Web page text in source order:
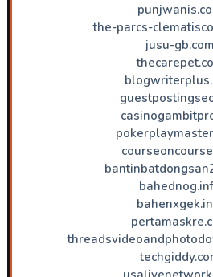
the-parcs-
jusu-gb.com